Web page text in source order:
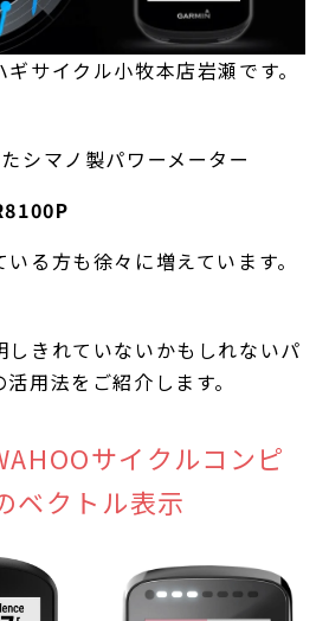
サイクル小牧本店岩瀬です。
シマノ製パワーメーター
る方も徐々に増えています。
しきれていないかもしれないパ
用法をご紹介します。
サイクルコンピ
ベクトル表示